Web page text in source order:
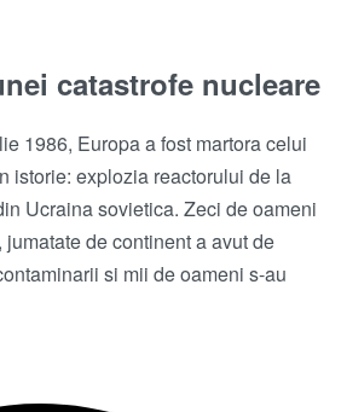
catastrofe nucleare
1986, Europa a fost martora celui
istorie: explozia reactorului de la
Ucraina sovietica. Zeci de oameni
de continent a avut de
si mii de oameni s-au